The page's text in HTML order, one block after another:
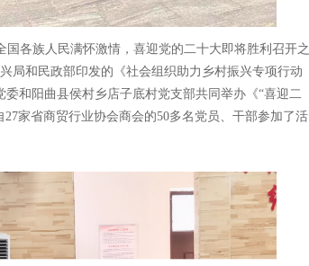
国各族人民满怀激情，喜迎党的二十大即将胜利召开之
局和民政部印发的《社会组织助力乡村振兴专项行动
委和阳曲县侯村乡店子底村党支部共同举办《“喜迎二
27家省商贸行业协会商会的50多名党员、干部参加了活